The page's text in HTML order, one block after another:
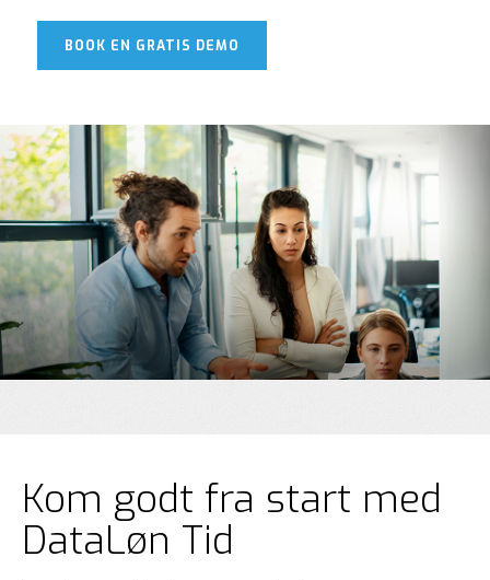
BOOK EN GRATIS DEMO
Kom godt fra start med
DataLøn Tid